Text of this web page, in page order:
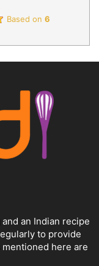
Based on 6
an Indian recipe
to provide
here are